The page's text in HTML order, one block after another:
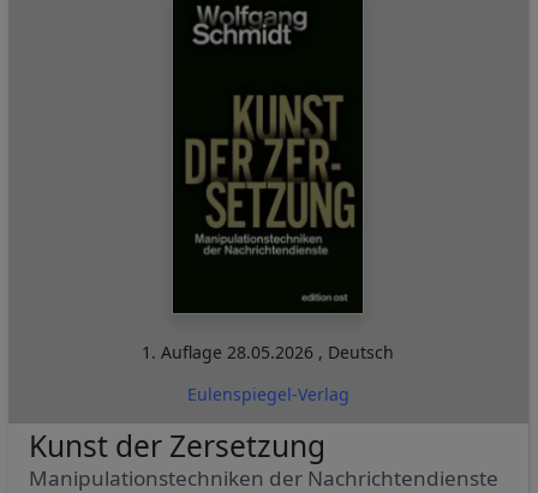
1. Auflage28.05.2026 , Deutsch
Eulenspiegel-Verlag
Kunst der Zersetzung
Manipulationstechniken der Nachrichtendienste